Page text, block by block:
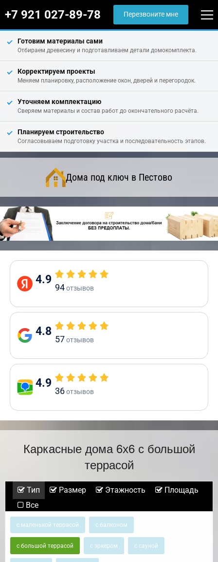
+7 921 027-89-78 Перезвоните мне
Готовим материалы сами
Отбираем древесину и подготавливаем детали домокомплекта.
Корректируем проекты
Меняем планировку, расположение окон, дверей и перегородок.
Уточняем комплектацию
Сверяем материалы и состав работ до окончательного расчёта.
Планируем строительство
Согласовываем подготовку участка и последовательность этапов.
Дома под ключ в Пестово
4.9
94отзывов
4.8
57отзывов
4.9
36отзывов
Каркасные дома 6х6 с большой
террасой
Тип Размер Этажность
Площадь
Все
с маленькой террасой с балконом
с большой террасой с эркером с сауной